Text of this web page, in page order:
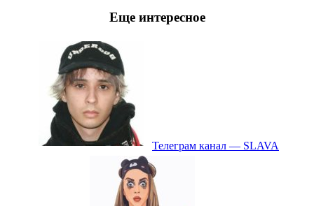
Еще интересное
Телеграм канал — SLAVA